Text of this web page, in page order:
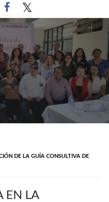
DE LA GUÍA CONSULTIVA DE
EN LA